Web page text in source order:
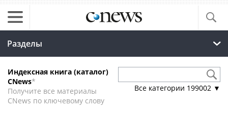
Разделы
Индексная книга (каталог)
CNews*
Получите все материалы
CNews по ключевому слову
Все категории 199002 ▼